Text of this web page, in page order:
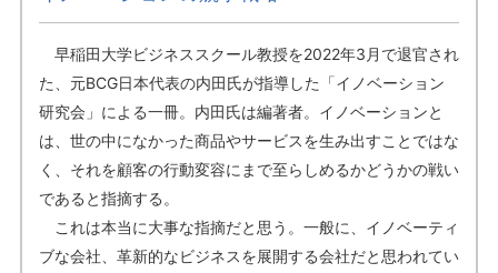
早稲田大学ビジネススクール教授を2022年3月で退官され
た、元BCG日本代表の内田氏が指導した「イノベーション
研究会」による一冊。内田氏は編著者。イノベーションと
は、世の中になかった商品やサービスを生み出すことではな
く、それを顧客の行動変容にまで至らしめるかどうかの戦い
であると指摘する。
これは本当に大事な指摘だと思う。一般に、イノベーティ
ブな会社、革新的なビジネスを展開する会社だと思われてい